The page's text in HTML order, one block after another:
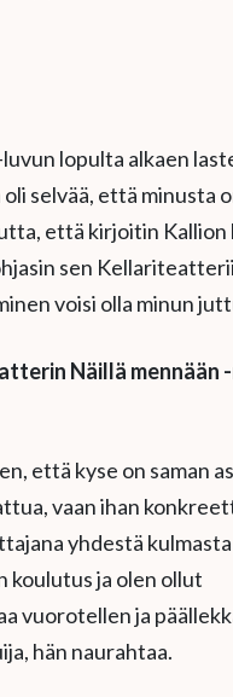
lopulta alkaen
selvää, että minusta
että kirjoitin Kallion
sen
voisi olla minun
Näillä mennään
että kyse on saman
vaan ihan
yhdestä
koulutus ja olen ollut
vuorotellen ja
hän naurahtaa.